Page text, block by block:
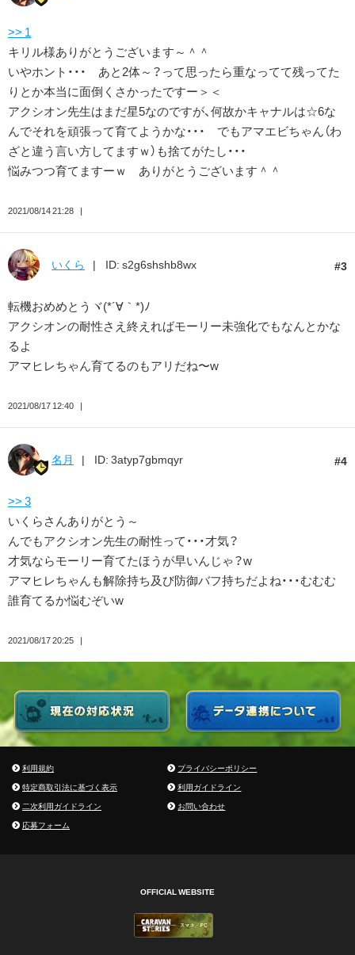
>> 1
キリル様ありがとうございます～＾＾
いやホント・・・ あと2体～？って思ったら重なってて残ってた
りとか本当に面倒くさかったですー＞＜
アクシオン先生はまだ星5なのですが、何故かキャナルは☆6な
んでそれを頑張って育てようかな・・・ でもアマエビちゃん（わ
ざと違う言い方してますｗ）も捨てがたし・・・
悩みつつ育てますーｗ ありがとうございます＾＾
2021/08/14 21:28
3
いくら ID: s2g6shshb8wx
転機おめめとうヾ(*´∀｀*)ﾉ
アクシオンの耐性さえ終えればモーリー未強化でもなんとかな
るよ
アマヒレちゃん育てるのもアリだね〜w
2021/08/17 12:40
4
名月 ID: 3atyp7gbmqyr
>> 3
いくらさんありがとう～
んでもアクシオン先生の耐性って・・・才気？
才気ならモーリー育てたほうが早いんじゃ？w
アマヒレちゃんも解除持ち及び防御バフ持ちだよね・・・むむむ
誰育てるか悩むぞいw
2021/08/17 20:25
利用規約
プライバシーポリシー
特定商取引法に基づく表示
利用ガイドライン
二次利用ガイドライン
お問い合わせ
応募フォーム
OFFICIAL WEBSITE